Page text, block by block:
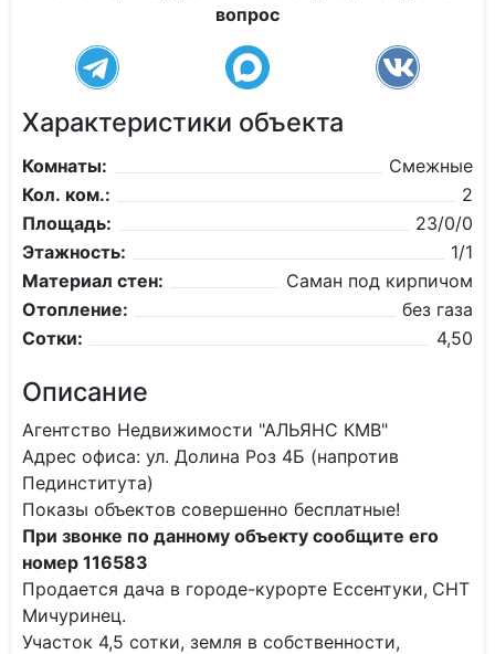
вопрос
Характеристики объекта
Комнаты:
Смежные
Кол. ком.:
2
Площадь:
23/0/0
Этажность:
1/1
Материал стен:
Саман под кирпичом
Отопление:
без газа
Сотки:
4,50
Описание
Агентство Недвижимости "АЛЬЯНС КМВ"
Адрес офиса: ул. Долина Роз 4Б (напротив
Пединститута)
Показы объектов совершенно бесплатные!
При звонке по данному объекту сообщите его
номер 116583
Продается дача в городе-курорте Ессентуки, СНТ
Мичуринец.
Участок 4,5 сотки, земля в собственности,